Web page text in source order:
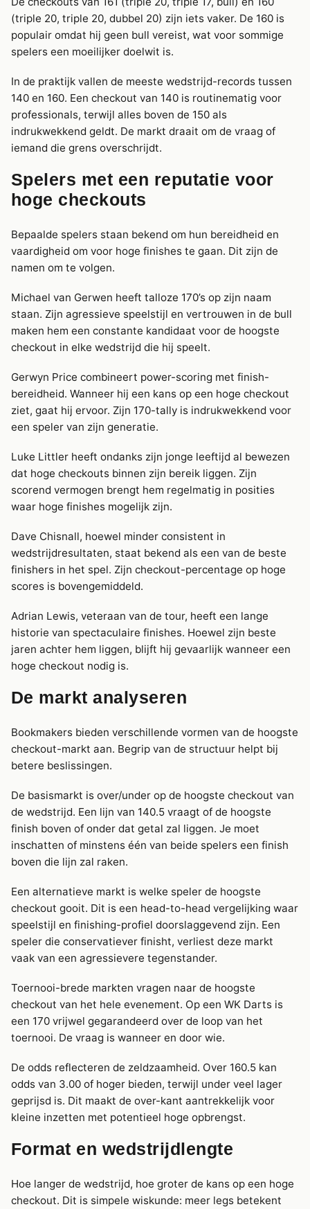
(triple 20, triple 20, dubbel 20) zijn iets vaker. De 160 is
populair omdat hij geen bull vereist, wat voor sommige
spelers een moeilijker doelwit is.
In de praktijk vallen de meeste wedstrijd-records tussen
140 en 160. Een checkout van 140 is routinematig voor
professionals, terwijl alles boven de 150 als
indrukwekkend geldt. De markt draait om de vraag of
iemand die grens overschrijdt.
Spelers met een reputatie voor
hoge checkouts
Bepaalde spelers staan bekend om hun bereidheid en
vaardigheid om voor hoge finishes te gaan. Dit zijn de
namen om te volgen.
Michael van Gerwen heeft talloze 170’s op zijn naam
staan. Zijn agressieve speelstijl en vertrouwen in de bull
maken hem een constante kandidaat voor de hoogste
checkout in elke wedstrijd die hij speelt.
Gerwyn Price combineert power-scoring met finish-
bereidheid. Wanneer hij een kans op een hoge checkout
ziet, gaat hij ervoor. Zijn 170-tally is indrukwekkend voor
een speler van zijn generatie.
Luke Littler heeft ondanks zijn jonge leeftijd al bewezen
dat hoge checkouts binnen zijn bereik liggen. Zijn
scorend vermogen brengt hem regelmatig in posities
waar hoge finishes mogelijk zijn.
Dave Chisnall, hoewel minder consistent in
wedstrijdresultaten, staat bekend als een van de beste
finishers in het spel. Zijn checkout-percentage op hoge
scores is bovengemiddeld.
Adrian Lewis, veteraan van de tour, heeft een lange
historie van spectaculaire finishes. Hoewel zijn beste
jaren achter hem liggen, blijft hij gevaarlijk wanneer een
hoge checkout nodig is.
De markt analyseren
Bookmakers bieden verschillende vormen van de hoogste
checkout-markt aan. Begrip van de structuur helpt bij
betere beslissingen.
De basismarkt is over/under op de hoogste checkout van
de wedstrijd. Een lijn van 140.5 vraagt of de hoogste
finish boven of onder dat getal zal liggen. Je moet
inschatten of minstens één van beide spelers een finish
boven die lijn zal raken.
Een alternatieve markt is welke speler de hoogste
checkout gooit. Dit is een head-to-head vergelijking waar
speelstijl en finishing-profiel doorslaggevend zijn. Een
speler die conservatiever finisht, verliest deze markt
vaak van een agressievere tegenstander.
Toernooi-brede markten vragen naar de hoogste
checkout van het hele evenement. Op een WK Darts is
een 170 vrijwel gegarandeerd over de loop van het
toernooi. De vraag is wanneer en door wie.
De odds reflecteren de zeldzaamheid. Over 160.5 kan
odds van 3.00 of hoger bieden, terwijl under veel lager
geprijsd is. Dit maakt de over-kant aantrekkelijk voor
kleine inzetten met potentieel hoge opbrengst.
Format en wedstrijdlengte
Hoe langer de wedstrijd, hoe groter de kans op een hoge
checkout. Dit is simpele wiskunde: meer legs betekent